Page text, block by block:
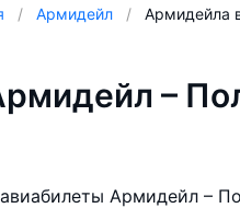
Армидейл Армидейла
–
Армидейл –